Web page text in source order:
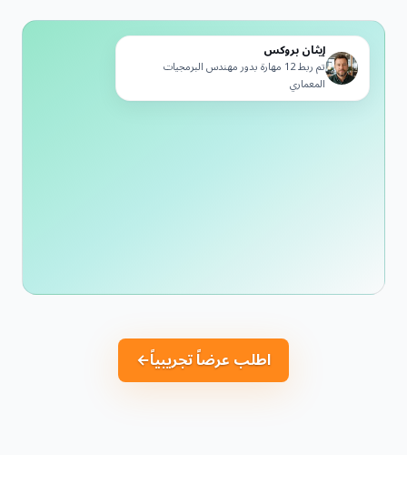
إيثان بروكس
تم ربط 12 مهارة بدور مهندس البرمجيات
المعماري
اطلب عرضاً تجريبياً←